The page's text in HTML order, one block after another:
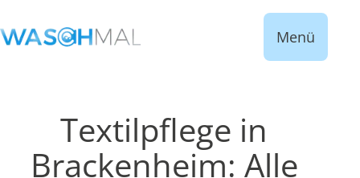
Menü
Textilpflege in
Brackenheim: Alle